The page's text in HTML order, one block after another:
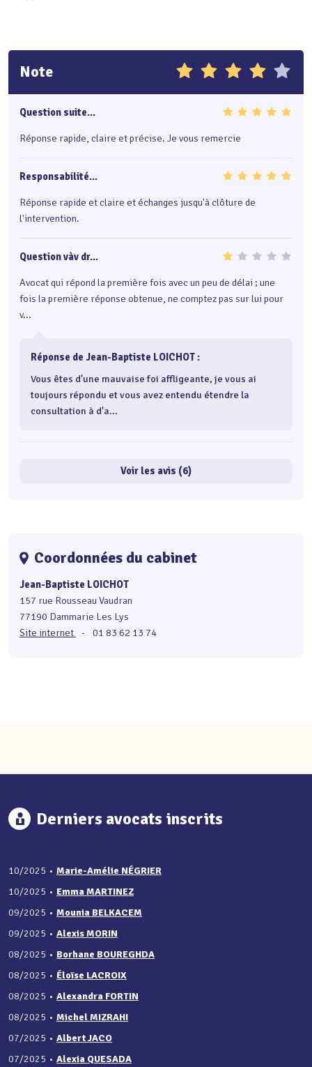
Note
Question suite...
Réponse rapide, claire et précise. Je vous remercie
Responsabilité...
Réponse rapide et claire et échanges jusqu'à clôture de
l'intervention.
Question vàv dr...
Avocat qui répond la première fois avec un peu de délai ; une
fois la première réponse obtenue, ne comptez pas sur lui pour
v...
Réponse de Jean-Baptiste LOICHOT :
Vous êtes d'une mauvaise foi affligeante, je vous ai
toujours répondu et vous avez entendu étendre la
consultation à d'a...
Voir les avis (6)
Coordonnées du cabinet
Jean-Baptiste LOICHOT
157 rue Rousseau Vaudran
77190 Dammarie Les Lys
Site internet
- 01 83 62 13 74
Derniers avocats inscrits
10/2025 • Marie-Amélie NÉGRIER
10/2025 • Emma MARTINEZ
09/2025 • Mounia BELKACEM
09/2025 • Alexis MORIN
08/2025 • Borhane BOUREGHDA
08/2025 • Éloïse LACROIX
08/2025 • Alexandra FORTIN
08/2025 • Michel MIZRAHI
07/2025 • Albert JACO
07/2025 • Alexia QUESADA